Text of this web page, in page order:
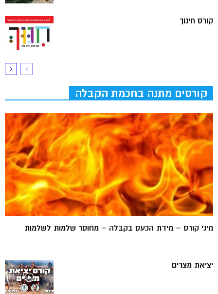
קורס חינוך
קורסים מתנה בחכמת הקבלה
מיני קורס – מידת הכעס בקבלה – מחוסר שלמות לשלמות
יציאת מצרים